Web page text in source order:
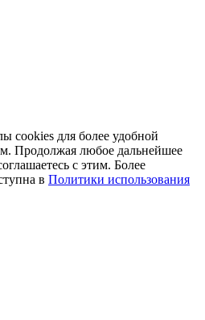
cookies для более удобной
Продолжая любое дальнейшее
с этим. Более
в Политики использования